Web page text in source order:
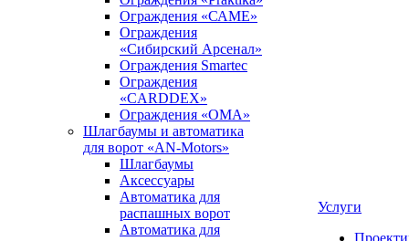
Ограждения «САМЕ»
Ограждения
«Сибирский Арсенал»
Ограждения Smartec
Ограждения
«CARDDEX»
Ограждения «ОМА»
Шлагбаумы и автоматика
для ворот «AN-Motors»
Шлагбаумы
Аксессуары
Автоматика для
распашных ворот
Автоматика для
Услуги